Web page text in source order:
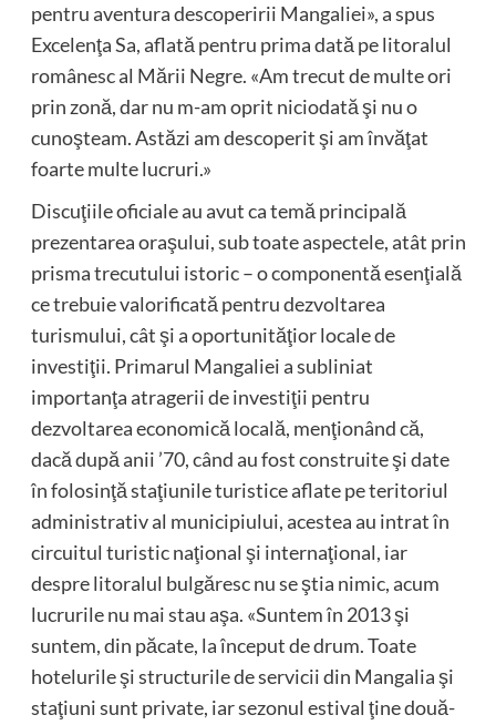
pentru aventura descoperirii Mangaliei», a spus
Excelenţa Sa, aflată pentru prima dată pe litoralul
românesc al Mării Negre. «Am trecut de multe ori
prin zonă, dar nu m-am oprit niciodată şi nu o
cunoşteam. Astăzi am descoperit şi am învăţat
foarte multe lucruri.»
Discuţiile oficiale au avut ca temă principală
prezentarea oraşului, sub toate aspectele, atât prin
prisma trecutului istoric – o componentă esenţială
ce trebuie valorificată pentru dezvoltarea
turismului, cât şi a oportunităţior locale de
investiţii. Primarul Mangaliei a subliniat
importanţa atragerii de investiţii pentru
dezvoltarea economică locală, menţionând că,
dacă după anii ’70, când au fost construite şi date
în folosinţă staţiunile turistice aflate pe teritoriul
administrativ al municipiului, acestea au intrat în
circuitul turistic naţional şi internaţional, iar
despre litoralul bulgăresc nu se ştia nimic, acum
lucrurile nu mai stau aşa. «Suntem în 2013 şi
suntem, din păcate, la început de drum. Toate
hotelurile şi structurile de servicii din Mangalia şi
staţiuni sunt private, iar sezonul estival ţine două-